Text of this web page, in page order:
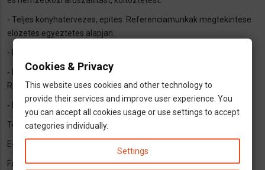
- Teljes konyhatervezes, epites. Referenciamunkak megtekintese
elözetes egyeztetes alapjan.
- Butor,fürdöszoba szet es összeszereles.
- Kartondobozok,csomagolas igeny szerint. Raktarozas Eszak
Rajna Wesztfalia-ban
- Elöallatszallitas, motorkerekpar es autoszallitas
Tel: +49151 71426240 WhatsApp +36 70 5937790
E-mail:sebestyen69@gmail.com
Facebook.Sebestyen Andras-Essen
Cookies & Privacy
This website uses cookies and other technology to
provide their services and improve user experience. You
you can accept all cookies usage or use settings to accept
categories individually.
Settings